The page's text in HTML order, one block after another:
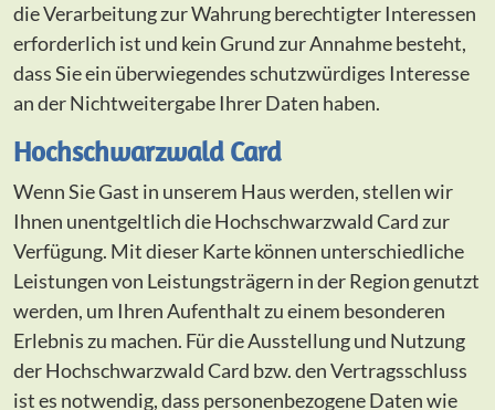
die Verarbeitung zur Wahrung berechtigter Interessen
erforderlich ist und kein Grund zur Annahme besteht,
dass Sie ein überwiegendes schutzwürdiges Interesse
an der Nichtweitergabe Ihrer Daten haben.
Hochschwarzwald Card
Wenn Sie Gast in unserem Haus werden, stellen wir
Ihnen unentgeltlich die Hochschwarzwald Card zur
Verfügung. Mit dieser Karte können unterschiedliche
Leistungen von Leistungsträgern in der Region genutzt
werden, um Ihren Aufenthalt zu einem besonderen
Erlebnis zu machen. Für die Ausstellung und Nutzung
der Hochschwarzwald Card bzw. den Vertragsschluss
ist es notwendig, dass personenbezogene Daten wie